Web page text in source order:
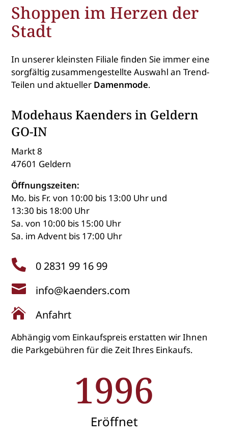
Shoppen im Herzen der
Stadt
In unserer kleinsten Filiale finden Sie immer eine
sorgfältig zusammengestellte Auswahl an Trend-
Teilen und aktueller Damenmode.
Modehaus Kaenders in Geldern
GO-IN
Markt 8
47601 Geldern
Öffnungszeiten:
Mo. bis Fr. von 10:00 bis 13:00 Uhr und
13:30 bis 18:00 Uhr
Sa. von 10:00 bis 15:00 Uhr
Sa. im Advent bis 17:00 Uhr
 0 2831 99 16 99
 info@kaenders.com
 Anfahrt
Abhängig vom Einkaufspreis erstatten wir Ihnen
die Parkgebühren für die Zeit Ihres Einkaufs.
1996
Eröffnet